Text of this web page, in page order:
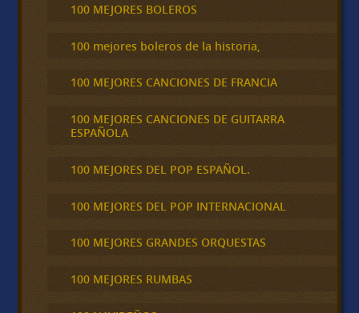
100 MEJORES BOLEROS
100 mejores boleros de la historia,
100 MEJORES CANCIONES DE FRANCIA
100 MEJORES CANCIONES DE GUITARRA
ESPAÑOLA
100 MEJORES DEL POP ESPAÑOL.
100 MEJORES DEL POP INTERNACIONAL
100 MEJORES GRANDES ORQUESTAS
100 MEJORES RUMBAS